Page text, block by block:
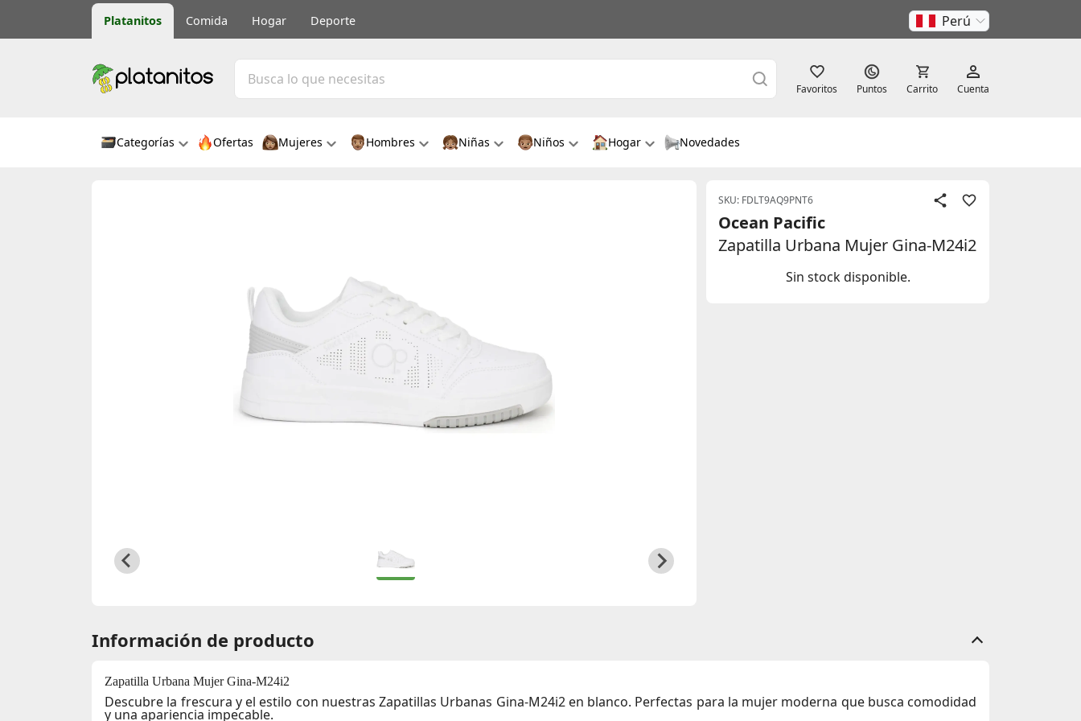
Platanitos Comida Hogar Deporte Perú
Favoritos Puntos Carrito Cuenta
Categorías Ofertas Mujeres Hombres Niñas Niños Hogar Novedades
SKU: FDLT9AQ9PNT6
Ocean Pacific
Zapatilla Urbana Mujer Gina-M24i2
Sin stock disponible.
Información de producto
Zapatilla Urbana Mujer Gina-M24i2
Descubre la frescura y el estilo con nuestras Zapatillas Urbanas Gina-M24i2en blanco. Perfectas para la mujer moderna que busca comodidad
y una apariencia impecable.